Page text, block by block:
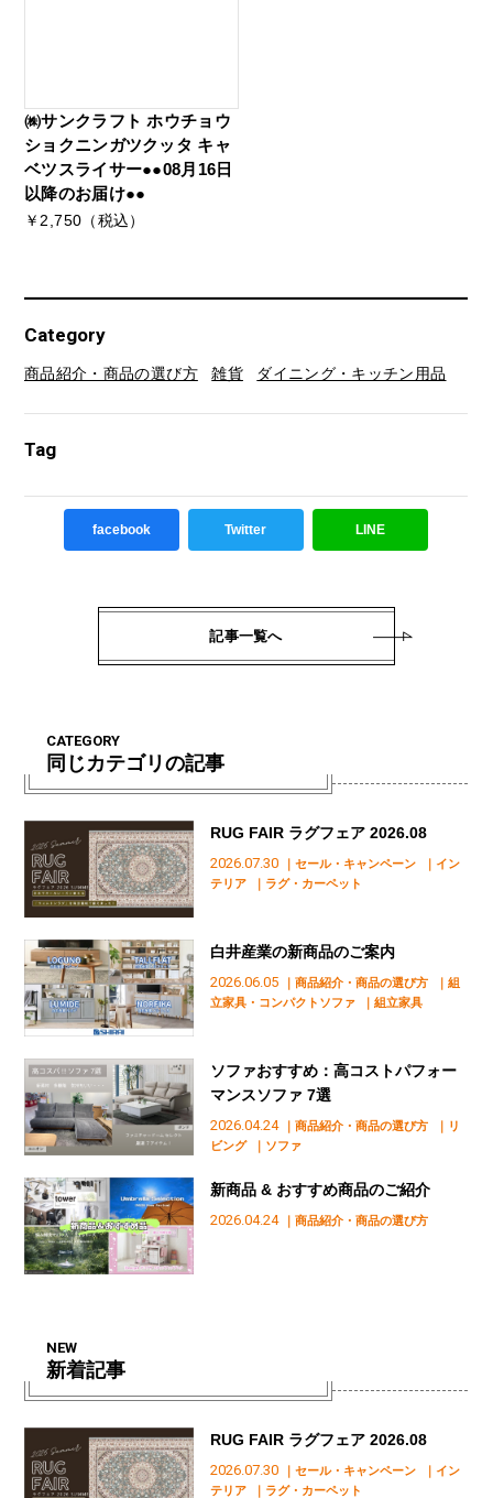
㈱サンクラフト ホウチョウ
ショクニンガツクッタ キャ
ベツスライサー●●08月16日
以降のお届け●●
￥2,750（税込）
Category
商品紹介・商品の選び方 雑貨 ダイニング・キッチン用品
Tag
facebook Twitter LINE
記事一覧へ
CATEGORY
同じカテゴリの記事
2026.07.30 ｜セール・キャンペーン
｜イン
テリア
｜ラグ・カーペット
RUG FAIR ラグフェア 2026.08
2026.06.05 ｜商品紹介・商品の選び方
｜組
立家具・コンパクトソファ
｜組立家具
白井産業の新商品のご案内
2026.04.24 ｜商品紹介・商品の選び方
｜リ
ビング
｜ソファ
ソファおすすめ：高コストパフォー
マンスソファ 7選
2026.04.24 ｜商品紹介・商品の選び方
新商品 & おすすめ商品のご紹介
NEW
新着記事
2026.07.30 ｜セール・キャンペーン
｜イン
テリア
｜ラグ・カーペット
RUG FAIR ラグフェア 2026.08